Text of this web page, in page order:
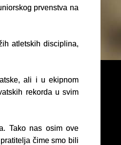
prvenstva na
atletskih disciplina,
ali i u ekipnom
rekorda u svim
Tako nas osim ove
čime smo bili